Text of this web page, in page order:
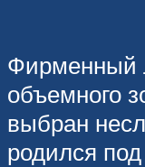
Фирменный
объемного
выбран
родился